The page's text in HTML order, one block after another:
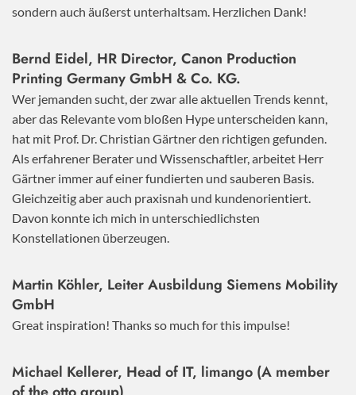
sondern auch äußerst unterhaltsam. Herzlichen Dank!
Bernd Eidel, HR Director, Canon Production
Printing Germany GmbH & Co. KG.
Wer jemanden sucht, der zwar alle aktuellen Trends kennt,
aber das Relevante vom bloßen Hype unterscheiden kann,
hat mit Prof. Dr. Christian Gärtner den richtigen gefunden.
Als erfahrener Berater und Wissenschaftler, arbeitet Herr
Gärtner immer auf einer fundierten und sauberen Basis.
Gleichzeitig aber auch praxisnah und kundenorientiert.
Davon konnte ich mich in unterschiedlichsten
Konstellationen überzeugen.
Martin Köhler, Leiter Ausbildung Siemens Mobility
GmbH
Great inspiration! Thanks so much for this impulse!
Michael Kellerer, Head of IT, limango (A member